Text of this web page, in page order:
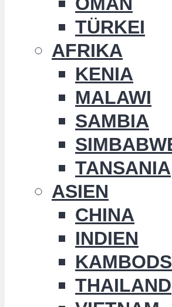
TÜRKEI
AFRIKA
KENIA
MALAWI
SAMBIA
TANSANIA
ASIEN
CHINA
INDIEN
THAILAND